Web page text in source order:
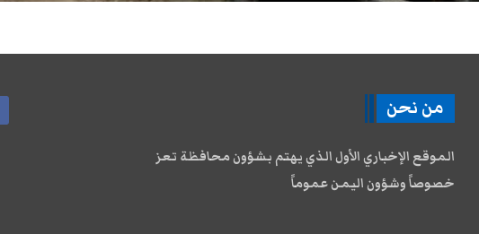
من نحن
الموقع الإخباري الأول الذي يهتم بشؤون محافظة تعز
خصوصاً وشؤون اليمن عموماً